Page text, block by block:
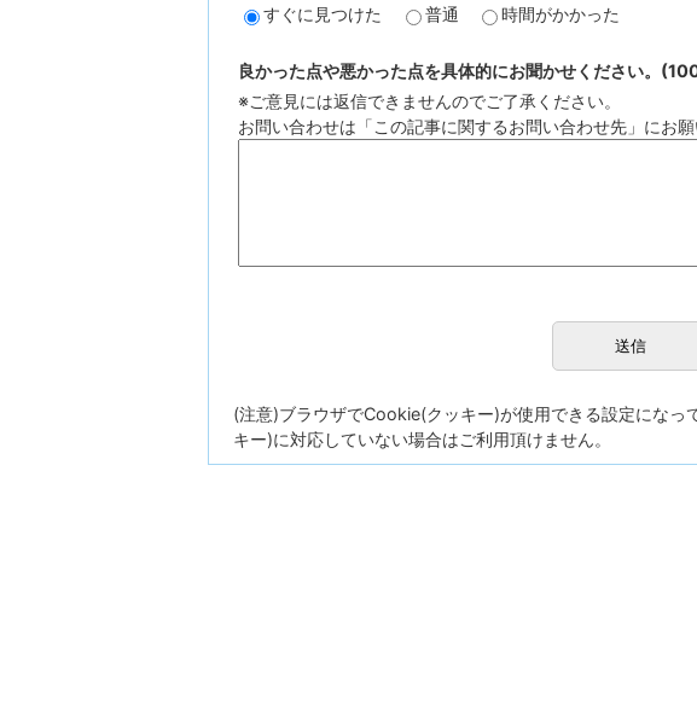
すぐに見つけた
普通 時間がかかった
良かった点や悪かった点を具体的にお聞かせください。
※ご意見には返信できませんのでご了承ください。
お問い合わせは「この記事に関するお問い合わせ先」にお願
(注意)ブラウザでCookie(クッキー)が使用できる設定になっ
キー)に対応していない場合はご利用頂けません。